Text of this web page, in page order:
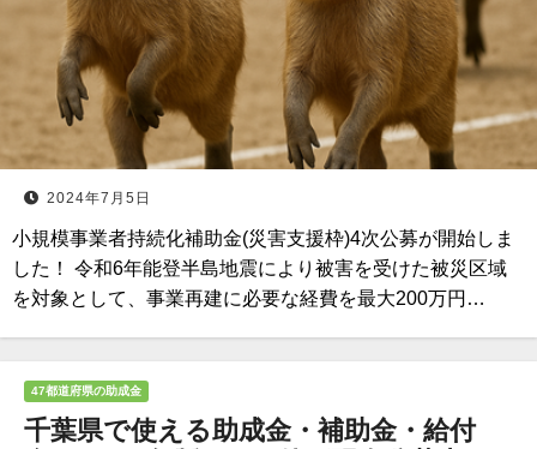
2024年7月5日
小規模事業者持続化補助金(災害支援枠)4次公募が開始しま
した！ 令和6年能登半島地震により被害を受けた被災区域
を対象として、事業再建に必要な経費を最大200万円…
47都道府県の助成金
千葉県で使える助成金・補助金・給付